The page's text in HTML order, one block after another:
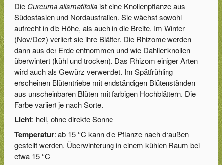
Die Curcuma alismatifoliaist eine Knollenpflanze aus
Südostasien und Nordaustralien. Sie wächst sowohl
aufrecht in die Höhe, als auch in die Breite. Im Winter
(Nov/Dez) verliert sie ihre Blätter. Die Rhizome werden
dann aus der Erde entnommen und wie Dahlienknollen
überwintert (kühl und trocken). Das Rhizom einiger Arten
wird auch als Gewürz verwendet. Im Spätfrühling
erscheinen Blütentriebe mit endständigen Blütenständen
aus unscheinbaren Blüten mit farbigen Hochblättern. Die
Farbe variiert je nach Sorte.
Licht: hell, ohne direkte Sonne
Temperatur: ab 15 °C kann die Pflanze nach draußen
gestellt werden. Überwinterung in einem kühlen Raum bei
etwa 15 °C